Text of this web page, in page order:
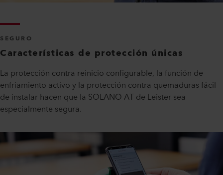
SEGURO
Características de protección únicas
La protección contra reinicio configurable, la función de
enfriamiento activo y la protección contra quemaduras fácil
de instalar hacen que la SOLANO AT de Leister sea
especialmente segura.